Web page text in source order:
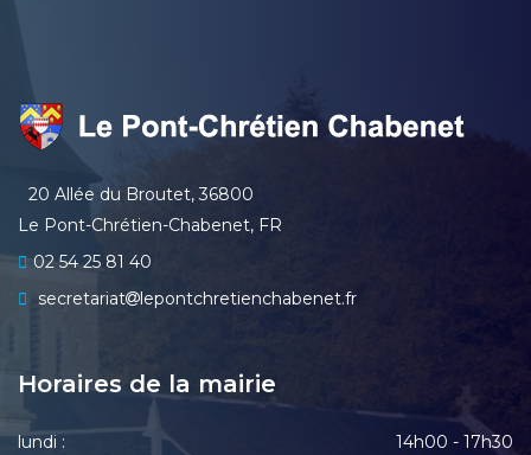
20 Allée du Broutet, 36800
Le Pont-Chrétien-Chabenet, FR
02 54 25 81 40
secretariat
lepontchretienchabenet.fr
Horaires de la mairie
lundi :
14h00 - 17h30